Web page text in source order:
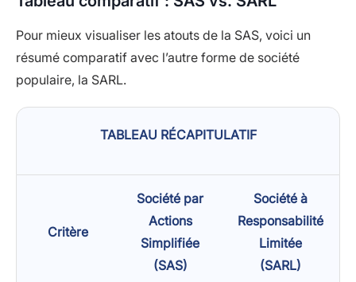
Pour mieux visualiser les atouts de la SAS, voici un
résumé comparatif avec l’autre forme de société
populaire, la SARL.
TABLEAU RÉCAPITULATIF
Critère
Société par
Actions
Simplifiée
(SAS)
Société à
Responsabilité
Limitée
(SARL)